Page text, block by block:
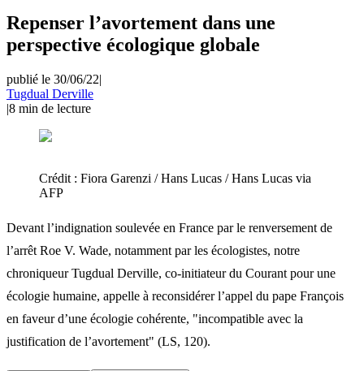
Repenser l’avortement dans une
perspective écologique globale
publié le 30/06/22|
Tugdual Derville
|8 min de lecture
Crédit : Fiora Garenzi / Hans Lucas / Hans Lucas via
AFP
Devant l’indignation soulevée en France par le renversement de
l’arrêt Roe V. Wade, notamment par les écologistes, notre
chroniqueur Tugdual Derville, co-initiateur du Courant pour une
écologie humaine, appelle à reconsidérer l’appel du pape François
en faveur d’une écologie cohérente, "incompatible avec la
justification de l’avortement" (LS, 120).